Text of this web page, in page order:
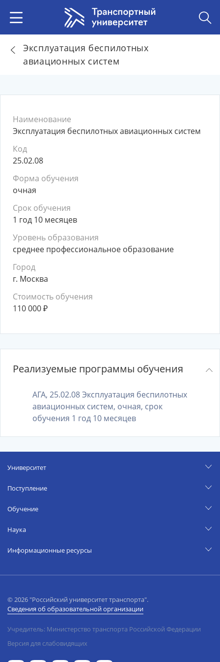
Эксплуатация беспилотных
авиационных систем
Наименование
Эксплуатация беспилотных авиационных систем
Код
25.02.08
Форма обучения
очная
Срок обучения
1 год 10 месяцев
Уровень образования
среднее профессиональное образование
Город
г. Москва
Стоимость обучения
110 000₽
Реализуемые программы обучения
АГА, 25.02.08 Эксплуатация беспилотных
авиационных систем, очная, срок
обучения 1 год 10 месяцев
Университет
Поступление
Обучение
Наука
Информационные ресурсы
© 2026 "Российский университет транспорта".
Сведения об образовательной организации
Учредитель: Министерство транспорта Российской Федерации
Версия для слабовидящих